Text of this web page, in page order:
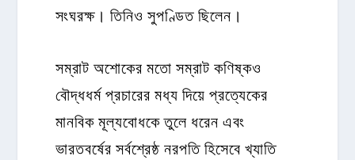
সংঘরক্ষ। তিনিও সুপণ্ডিত ছিলেন।
সম্রাট অশোকের মতো সম্রাট কণিষ্কও
বৌদ্ধধর্ম প্রচারের মধ্য দিয়ে প্রত্যেকের
মানবিক মূল্যবোধকে তুলে ধরেন এবং
ভারতবর্ষের সর্বশ্রেষ্ঠ নরপতি হিসেবে খ্যাতি